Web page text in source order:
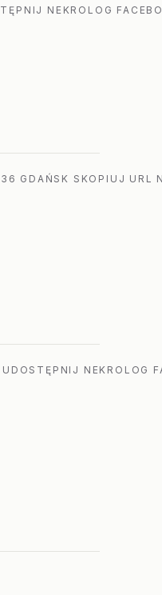
NEKROLOG
GDAŃSK SKOPIUJ